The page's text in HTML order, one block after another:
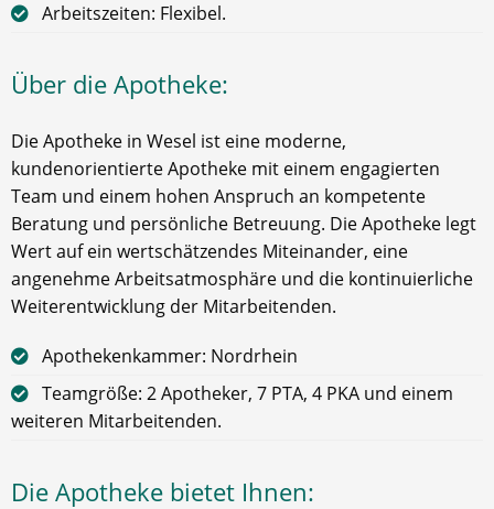
Arbeitszeiten: Flexibel.
Über die Apotheke:
Die Apotheke in Wesel ist eine moderne,
kundenorientierte Apotheke mit einem engagierten
Team und einem hohen Anspruch an kompetente
Beratung und persönliche Betreuung. Die Apotheke legt
Wert auf ein wertschätzendes Miteinander, eine
angenehme Arbeitsatmosphäre und die kontinuierliche
Weiterentwicklung der Mitarbeitenden.
Apothekenkammer: Nordrhein
Teamgröße: 2 Apotheker, 7 PTA, 4 PKA und einem
weiteren Mitarbeitenden.
Die Apotheke bietet Ihnen: